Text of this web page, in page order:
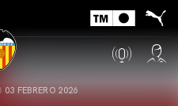
03 FEBRERO 2026